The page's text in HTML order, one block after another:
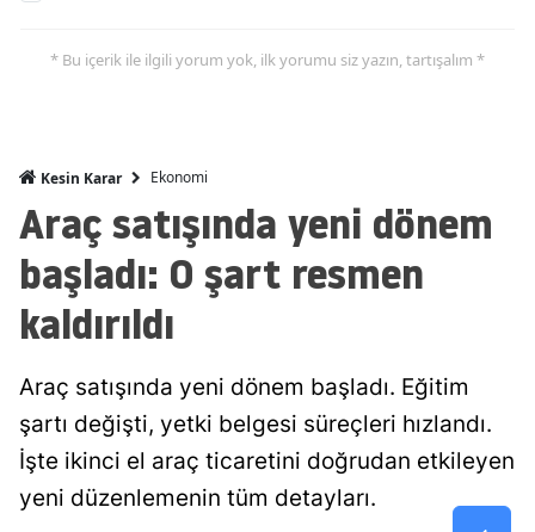
Muğla
Muş
Niğde
Ordu
Rize
* Bu içerik ile ilgili yorum yok, ilk yorumu siz yazın, tartışalım *
Kesin Karar Ekonomi
Araç satışında yeni dönem
başladı: O şart resmen
kaldırıldı
Araç satışında yeni dönem başladı. Eğitim
şartı değişti, yetki belgesi süreçleri hızlandı.
İşte ikinci el araç ticaretini doğrudan etkileyen
yeni düzenlemenin tüm detayları.